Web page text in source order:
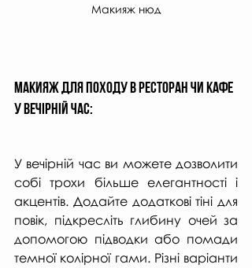
Макияж нюд
Макияж для походу в ресторан чи кафе
у Вечірній час:
У вечірній час ви можете дозволити
собі трохи більше елегантності і
акцентів. Додайте додаткові тіні для
повік, підкресліть глибину очей за
допомогою підводки або помади
темної ​​колірної гами. Різні варіанти